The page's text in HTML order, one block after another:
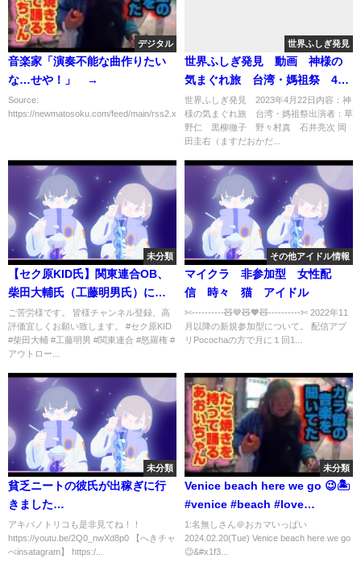
デジタル
音楽家「演奏不能な曲作りたい
な…せや！」 →
Source:
https://newmatosoku.com/feed/main/rss2.xml...
世界ふしぎ発見
世界ふしぎ発見 動画 神様の
気まぐれ旅 台湾・媽祖祭 4月
22日
世界ふしぎ発見 2023年4月22日内容：神
様の気まぐれ旅 台湾・媽祖祭出演者：草
野仁 黒柳徹子 野々村真 石井亮次 岡
田圭右（ますだおかだ...
未分類
【セク原KID氏】関東連合OB、
柴田大輔氏（工藤明男氏）につ
いて語る
ご苦労様です。 皆様チャンネル登録、高
評価宜しくお願い致します。 #セク原KID
#柴田大輔 #工藤明男 #関東連合 #怒羅権 #
アウトロー...
その他アイドル情報
マイクラ 非参加型 女性配
信 時々 猫 アイドル
✄----------🧸🤎🧸🧡🧸---------‐✄ 2022年11
月以降の新規参加型について。 配信アプ
リPocochaの方で月に１回1...
未分類
貧乏ニートの彼氏が出稼ぎに行
きました…
アキバノトリコも是非見てね！！
https://youtu.be/2Q0_nwXd8p0 【へきチャ
べinsatagram】 https:/...
未分類
Venice beach here we go 😉🏝️
#venice #beach #love
#wonderful #gay
1:名無しさん＠おカマいっぱい
2024.02.20(Tue) Venice beach here we go
😉&#x1f3...